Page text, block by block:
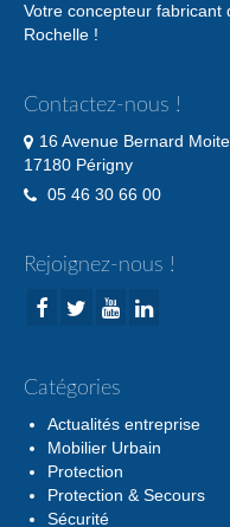
Votre concepteur fabricant
Rochelle !
Contactez-nous !
16 Avenue Bernard
17180 Périgny
05 46 30 66 00
Rejoignez-nous !
Catégories
Actualités entreprise
Mobilier Urbain
Protection
Protection & Secours
Sécurité